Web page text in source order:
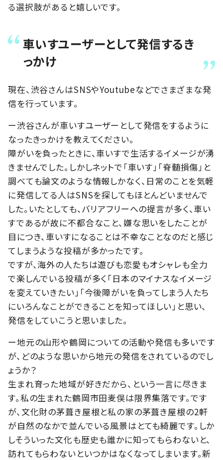
る選択肢があると嬉しいです。
車いすユーザーとして発信するき
っかけ
現在、渋谷さんはSNSやYoutubeなどでさまざまな発
信を行っています。
ー渋谷さんが車いすユーザーとして発信をするように
なったきっかけを教えてください。
障がいを負ったときに、車いすで生活するイメージが湧
きませんでした。しかしネットで「車いす」「脊髄損傷」と
調べても論文のような情報しかなく、日常のことを気軽
に発信してる人はSNSを探してもほとんどいませんで
した。いたとしても、バリアフリーへの提言が多く、車い
すであるが故に不都合なこと、嫌な思いをしたことが
目につき、車いすになることは不幸なことなのだと感じ
てしまうような投稿が多かったです。
ですが、海外の人たちは遊びも恋愛もオシャレも全力
で楽しんでいる投稿が多く「日本のマイナスなイメージ
を変えていきたい」「今後障がいを負ってしまう人たち
にいろんなことができることを知ってほしい」と思い、
発信をしていこうと思いました。
ー地元の山形や鶴岡についての活動や発信も多いです
が、どのような思いから地元の発信をされているのでし
ょうか？
生まれ育った地域が好きだから、という一言に尽きま
す。私の生まれた鶴岡市田麦俣は限界集落です。です
が、文化財の茅葺き屋根と私の家の茅葺き屋根の2軒
が自然のなかで並んでいる風景はとても綺麗です。しか
しそういった文化も歴史も誰かに知ってもらわないと、
訪れてもらわないといつかはなくなってしまいます。新